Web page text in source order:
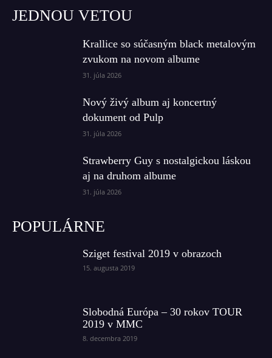
JEDNOU VETOU
Krallice so súčasným black metalovým
zvukom na novom albume
31. júla 2026
Nový živý album aj koncertný
dokument od Pulp
31. júla 2026
Strawberry Guy s nostalgickou láskou
aj na druhom albume
31. júla 2026
POPULÁRNE
Sziget festival 2019 v obrazoch
15. augusta 2019
Slobodná Európa – 30 rokov TOUR
2019 v MMC
8. decembra 2019